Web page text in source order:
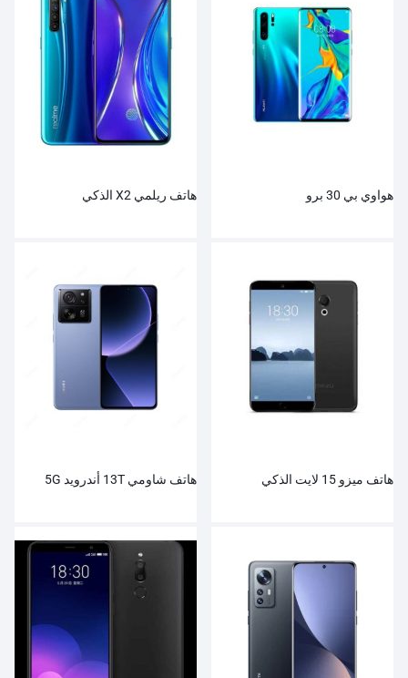
هواوي بي 30 برو هاتف ريلمي X2 الذكي
هاتف ميزو 15 لايت الذكي هاتف شاومي 13T أندرويد 5G